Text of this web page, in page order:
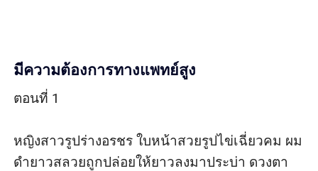
มีความต้องการทางแพทย์สูง
ตอนที่ 1
หญิงสาวรูปร่างอรชร ใบหน้าสวยรูปไข่เฉี่ยวคม ผม
ดำยาวสลวยถูกปล่อยให้ยาวลงมาประบ่า ดวงตา